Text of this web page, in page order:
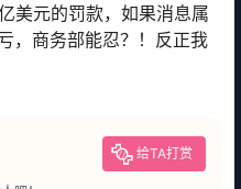
美元的罚款，如果消息属
，商务部能忍？！反正我
给TA打赏